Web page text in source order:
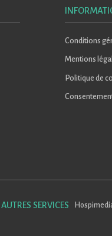
Conditions
Mentions
Politique de
SERVICES